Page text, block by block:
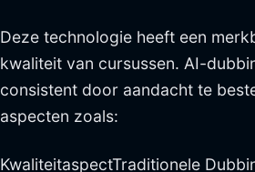
Deze technologie heeft een
kwaliteit van cursussen. AI-
consistent door aandacht te
aspecten zoals:
KwaliteitaspectTraditionele